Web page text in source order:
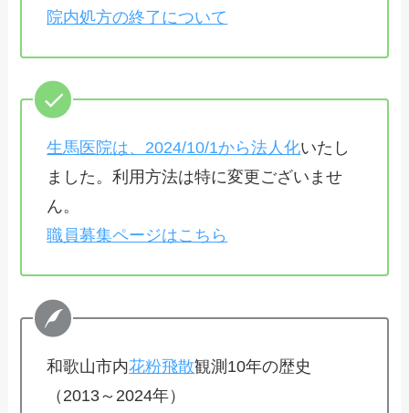
院内処方の終了について
生馬医院は、2024/10/1から法人化いたし
ました。利用方法は特に変更ございませ
ん。
職員募集ページはこちら
和歌山市内花粉飛散観測10年の歴史
（2013～2024年）